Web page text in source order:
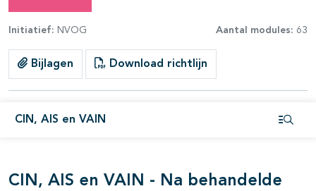
Initiatief: NVOG Aantal modules: 63
Bijlagen Download richtlijn
CIN, AIS en VAIN
open- en dichtklappen
open- en dichtklappen
open- en dichtklappen
open- en dichtklappen
open- en dichtklappen
CIN, AIS en VAIN - Na behandelde